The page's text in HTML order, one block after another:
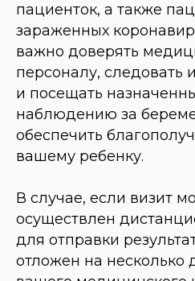
пациенток, а также
зараженных
важно доверять
персоналу, следовать
и посещать
наблюдению за
обеспечить
вашему ребенку.
В случае, если визит
осуществлен
для отправки
отложен на несколько